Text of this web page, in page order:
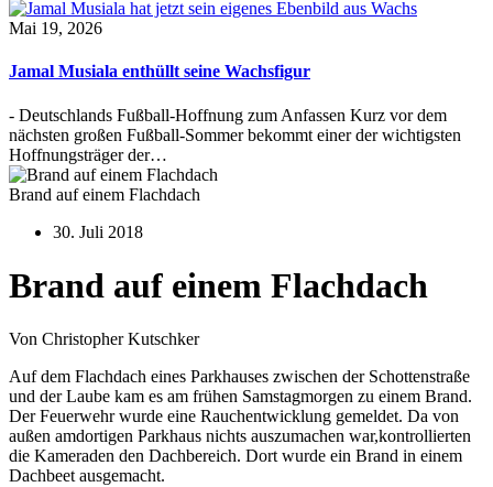
Mai 19, 2026
Jamal Musiala enthüllt seine Wachsfigur
- Deutschlands Fußball-Hoffnung zum Anfassen Kurz vor dem
nächsten großen Fußball-Sommer bekommt einer der wichtigsten
Hoffnungsträger der…
Brand auf einem Flachdach
30. Juli 2018
Brand auf einem Flachdach
Von Christopher Kutschker
Auf dem Flachdach eines Parkhauses zwischen der Schottenstraße
und der Laube kam es am frühen Samstagmorgen zu einem Brand.
Der Feuerwehr wurde eine Rauchentwicklung gemeldet. Da von
außen amdortigen Parkhaus nichts auszumachen war,kontrollierten
die Kameraden den Dachbereich. Dort wurde ein Brand in einem
Dachbeet ausgemacht.